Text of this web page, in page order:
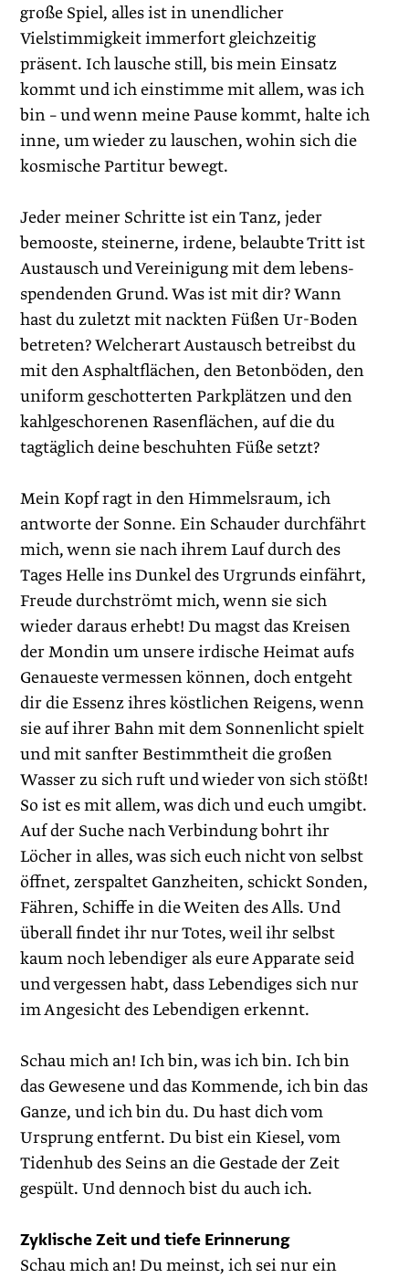
große Spiel, alles ist in unendlicher
Vielstimmigkeit immerfort gleichzeitig
präsent. Ich lausche still, bis mein Einsatz
kommt und ich einstimme mit allem, was ich
bin – und wenn meine Pause kommt, halte ich
inne, um wieder zu lauschen, wohin sich die
kosmische Partitur bewegt.
Jeder meiner Schritte ist ein Tanz, jeder
bemooste, steinerne, ­irdene, belaubte Tritt ist
Austausch und Vereinigung mit dem lebens­
spendenden Grund. Was ist mit dir? Wann
hast du zuletzt mit nackten Füßen Ur-Boden
betreten? Welcherart Austausch betreibst du
mit den Asphaltflächen, den Betonböden, den
uniform geschotterten Parkplätzen und den
kahlgeschorenen Rasenflächen, auf die du
tagtäglich deine beschuhten Füße setzt?
Mein Kopf ragt in den Himmelsraum, ich
antworte der Sonne. Ein Schauder durchfährt
mich, wenn sie nach ihrem Lauf durch des
Tages Helle ins Dunkel des Urgrunds einfährt,
Freude durchströmt mich, wenn sie sich
wieder daraus erhebt! Du magst das Kreisen
der Mondin um unsere irdische Heimat aufs
Genaueste vermessen können, doch entgeht
dir die Essenz ihres köstlichen Reigens, wenn
sie auf ihrer Bahn mit dem Sonnenlicht spielt
und mit sanfter Bestimmtheit die großen
Wasser zu sich ruft und wieder von sich stößt!
So ist es mit allem, was dich und euch umgibt.
Auf der Suche nach Verbindung bohrt ihr
Löcher in alles, was sich euch nicht von selbst
öffnet, zerspaltet Ganzheiten, schickt Sonden,
Fähren, Schiffe in die Weiten des Alls. Und
überall findet ihr nur Totes, weil ihr selbst
kaum noch lebendiger als eure Apparate seid
und vergessen habt, dass Lebendiges sich nur
im Angesicht des Lebendigen erkennt.
Schau mich an! Ich bin, was ich bin. Ich bin
das Gewesene und das Kommende, ich bin das
Ganze, und ich bin du. Du hast dich vom
Ursprung entfernt. Du bist ein ­Kiesel, vom
Tidenhub des Seins an die Gestade der Zeit
gespült. Und dennoch bist du auch ich.
Zyklische Zeit und tiefe Erinnerung
Schau mich an! Du meinst, ich sei nur ein